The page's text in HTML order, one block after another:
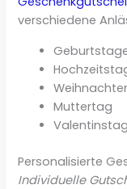
verschiedene
Muttertag
Valentinstag
Personalisierte
Individuelle